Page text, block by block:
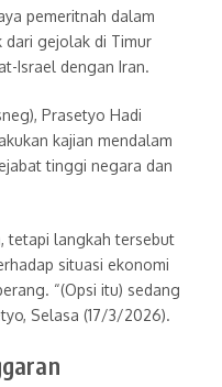
pemeritnah dalam
dari gejolak di Timur
Israel dengan Iran.
Prasetyo Hadi
kajian mendalam
tinggi negara dan
tetapi langkah tersebut
situasi ekonomi
“(Opsi itu) sedang
Selasa (17/3/2026).